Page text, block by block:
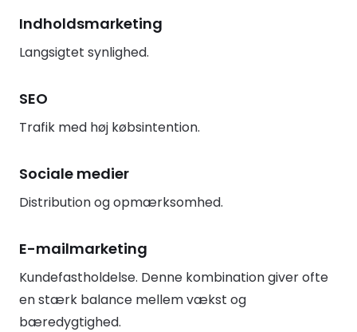
Indholdsmarketing
Langsigtet synlighed.
SEO
Trafik med høj købsintention.
Sociale medier
Distribution og opmærksomhed.
E-mailmarketing
Kundefastholdelse. Denne kombination giver ofte
en stærk balance mellem vækst og
bæredygtighed.